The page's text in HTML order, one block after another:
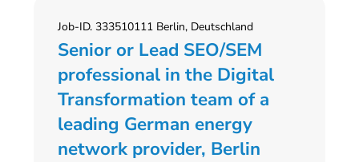
Job-ID. 333510111 Berlin, Deutschland
Senior or Lead SEO/SEM
professional in the Digital
Transformation team of a
leading German energy
network provider, Berlin